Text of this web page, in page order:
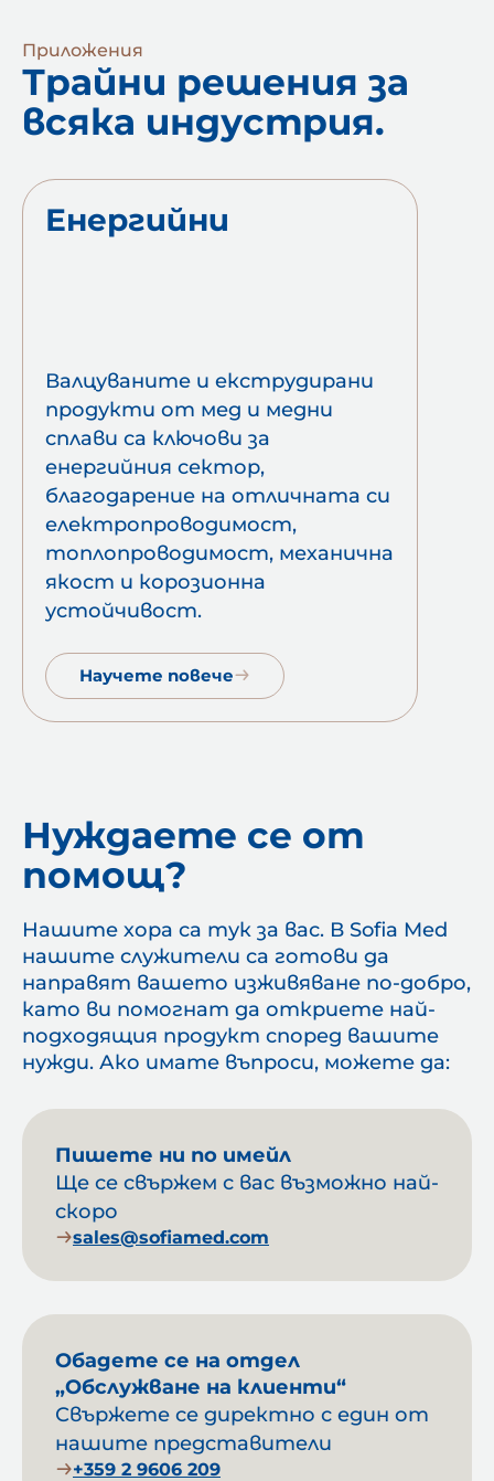
Трайни решения за
всяка индустрия.
Приложения
Енергийни
Валцуваните и екструдирани
продукти от мед и медни
сплави са ключови за
енергийния сектор,
благодарение на отличната си
електропроводимост,
топлопроводимост, механична
якост и корозионна
устойчивост.
Научете повече
Нуждаете се от
помощ?
Нашите хора са тук за вас. В Sofia Med
нашите служители са готови да
направят вашето изживяване по-добро,
като ви помогнат да откриете най-
подходящия продукт според вашите
нужди. Ако имате въпроси, можете да:
Пишете ни по имейл
Ще се свържем с вас възможно най-
скоро
sales@sofiamed.com
Обадете се на отдел
„Обслужване на клиенти“
Свържете се директно с един от
нашите представители
+359 2 9606 209